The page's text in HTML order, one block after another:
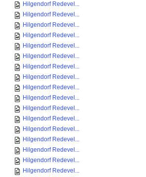
Hilgendorf Redevel...
Hilgendorf Redevel...
Hilgendorf Redevel...
Hilgendorf Redevel...
Hilgendorf Redevel...
Hilgendorf Redevel...
Hilgendorf Redevel...
Hilgendorf Redevel...
Hilgendorf Redevel...
Hilgendorf Redevel...
Hilgendorf Redevel...
Hilgendorf Redevel...
Hilgendorf Redevel...
Hilgendorf Redevel...
Hilgendorf Redevel...
Hilgendorf Redevel...
Hilgendorf Redevel...